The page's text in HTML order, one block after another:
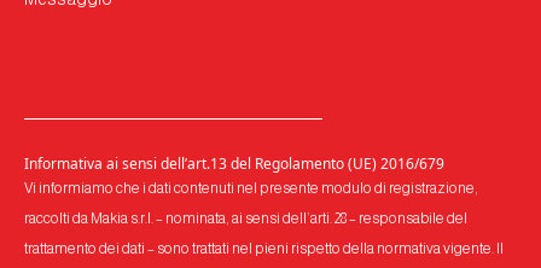
Informativa ai sensi dell’art.13 del Regolamento (UE) 2016/679
Vi informiamo che i dati contenuti nel presente modulo di registrazione,
raccolti da Makia s.r.l. – nominata, ai sensi dell’arti. 28 – responsabile del
trattamento dei dati – sono trattati nel pieni rispetto della normativa vigente. Il